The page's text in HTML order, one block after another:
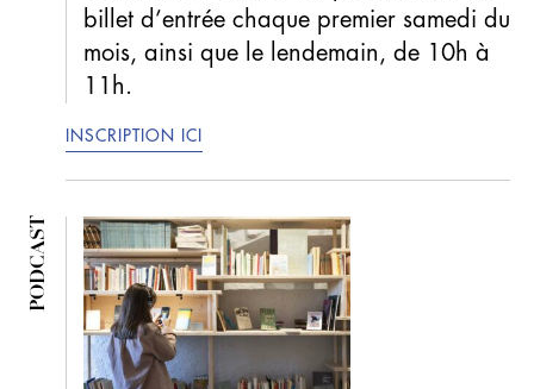
billet d’entrée chaque premier samedi du
mois, ainsi que le lendemain, de 10h à
11h.
INSCRIPTION ICI
PODCAST